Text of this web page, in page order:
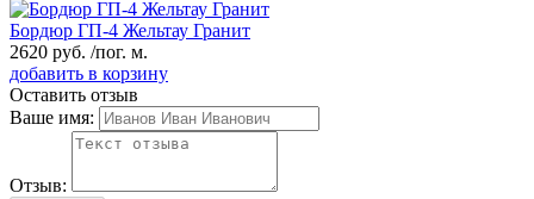
Бордюр ГП-4 Жельтау Гранит
2620 руб. /пог. м.
добавить в корзину
Оставить отзыв
Ваше имя:
Отзыв: